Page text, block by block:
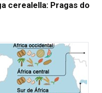
cerealella: Pragas do